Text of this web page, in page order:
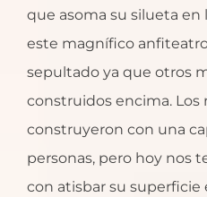
que asoma su silueta en
este magnífico
sepultado ya que otros
construidos encima. Los
construyeron con una
personas, pero hoy nos
con atisbar su superficie